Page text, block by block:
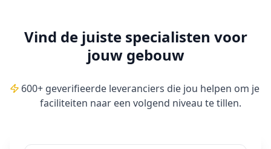
Vind de juiste specialisten voor
jouw gebouw
600+ geverifieerde leveranciers die jou helpen om je
faciliteiten naar een volgend niveau te tillen.